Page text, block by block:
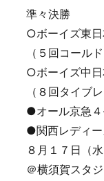
準々決勝
○ボーイズ東
（５回コールド
○ボーイズ中
（８回タイブレ
●オール京急
●関西レディ
８月１７日（水
＠横須賀スタ